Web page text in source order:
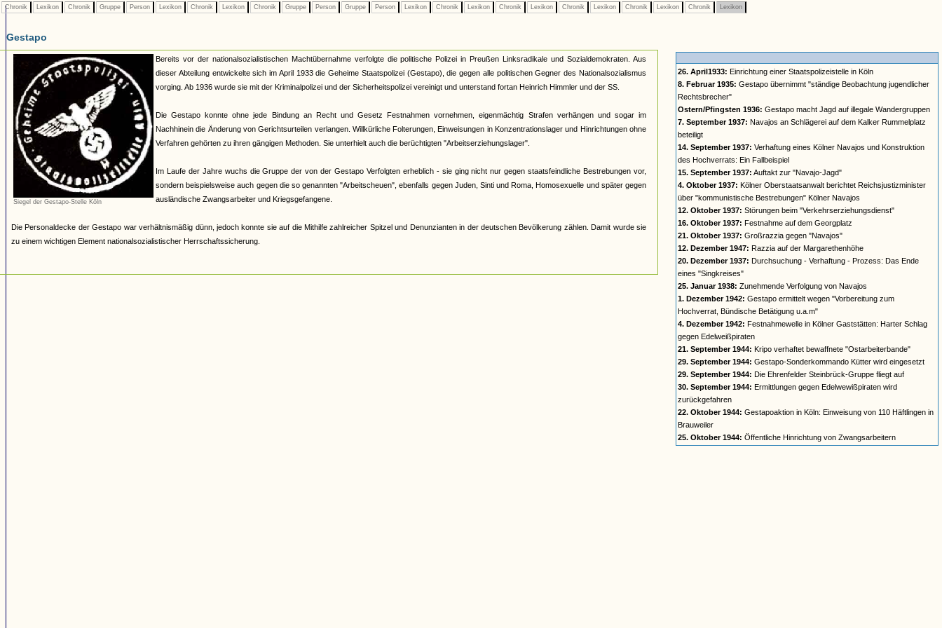
Chronik Lexikon Chronik Gruppe Person Lexikon Chronik Lexikon Chronik Gruppe Person Gruppe Person Lexikon Chronik Lexikon Chronik Lexikon Chronik Lexikon Chronik Lexikon Chronik Lexikon
Gestapo
Siegel der Gestapo-Stelle Köln
Bereits vor der nationalsozialistischen Machtübernahme verfolgte die politische Polizei in Preußen Linksradikale und Sozialdemokraten. Aus
dieser Abteilung entwickelte sich im April 1933 die Geheime Staatspolizei (Gestapo), die gegen alle politischen Gegner des Nationalsozialismus
vorging. Ab 1936 wurde sie mit der Kriminalpolizei und der Sicherheitspolizei vereinigt und unterstand fortan Heinrich Himmler und der SS.
Die Gestapo konnte ohne jede Bindung an Recht und Gesetz Festnahmen vornehmen, eigenmächtig Strafen verhängen und sogar im
Nachhinein die Änderung von Gerichtsurteilen verlangen. Willkürliche Folterungen, Einweisungen in Konzentrationslager und Hinrichtungen ohne
Verfahren gehörten zu ihren gängigen Methoden. Sie unterhielt auch die berüchtigten "Arbeitserziehungslager".
Im Laufe der Jahre wuchs die Gruppe der von der Gestapo Verfolgten erheblich - sie ging nicht nur gegen staatsfeindliche Bestrebungen vor,
sondern beispielsweise auch gegen die so genannten "Arbeitscheuen", ebenfalls gegen Juden, Sinti und Roma, Homosexuelle und später gegen
ausländische Zwangsarbeiter und Kriegsgefangene.
Die Personaldecke der Gestapo war verhältnismäßig dünn, jedoch konnte sie auf die Mithilfe zahlreicher Spitzel und Denunzianten in der deutschen Bevölkerung zählen. Damit wurde sie
zu einem wichtigen Element nationalsozialistischer Herrschaftssicherung.
26. April1933: Einrichtung einer Staatspolizeistelle in Köln
8. Februar 1935: Gestapo übernimmt "ständige Beobachtung jugendlicher
Rechtsbrecher"
Ostern/Pfingsten 1936: Gestapo macht Jagd auf illegale Wandergruppen
7. September 1937: Navajos an Schlägerei auf dem Kalker Rummelplatz
beteiligt
14. September 1937: Verhaftung eines Kölner Navajos und Konstruktion
des Hochverrats: Ein Fallbeispiel
15. September 1937: Auftakt zur "Navajo-Jagd"
4. Oktober 1937: Kölner Oberstaatsanwalt berichtet Reichsjustizminister
über "kommunistische Bestrebungen" Kölner Navajos
12. Oktober 1937: Störungen beim "Verkehrserziehungsdienst"
16. Oktober 1937: Festnahme auf dem Georgplatz
21. Oktober 1937: Großrazzia gegen "Navajos"
12. Dezember 1947: Razzia auf der Margarethenhöhe
20. Dezember 1937: Durchsuchung - Verhaftung - Prozess: Das Ende
eines "Singkreises"
25. Januar 1938: Zunehmende Verfolgung von Navajos
1. Dezember 1942: Gestapo ermittelt wegen "Vorbereitung zum
Hochverrat, Bündische Betätigung u.a.m"
4. Dezember 1942: Festnahmewelle in Kölner Gaststätten: Harter Schlag
gegen Edelweißpiraten
21. September 1944: Kripo verhaftet bewaffnete "Ostarbeiterbande"
29. September 1944: Gestapo-Sonderkommando Kütter wird eingesetzt
29. September 1944: Die Ehrenfelder Steinbrück-Gruppe fliegt auf
30. September 1944: Ermittlungen gegen Edelwewißpiraten wird
zurückgefahren
22. Oktober 1944: Gestapoaktion in Köln: Einweisung von 110 Häftlingen in
Brauweiler
25. Oktober 1944: Öffentliche Hinrichtung von Zwangsarbeitern